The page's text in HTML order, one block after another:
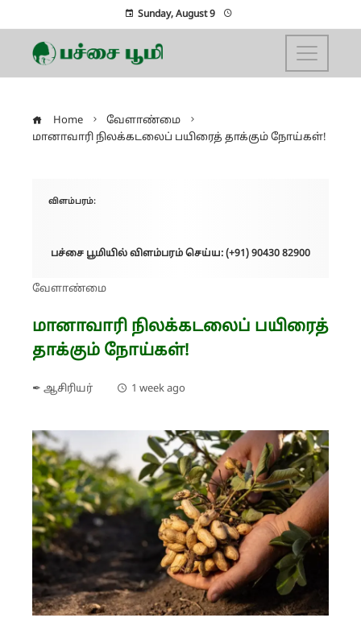
Sunday, August 9
Home
வேளாண்மை
மானாவாரி நிலக்கடலைப் பயிரைத் தாக்கும் நோய்கள்!
விளம்பரம்:
பச்சை பூமியில் விளம்பரம் செய்ய: (+91) 90430 82900
வேளாண்மை
மானாவாரி நிலக்கடலைப் பயிரைத்
தாக்கும் நோய்கள்!
✒ ஆசிரியர் 1 week ago